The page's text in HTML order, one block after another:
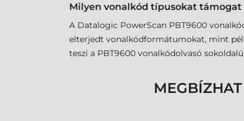
Milyen vonalkód típusokat támogat
A Datalogic PowerScan PBT9600
elterjedt vonalkódformátumokat, mint
teszi a PBT9600 vonalkódolvasó